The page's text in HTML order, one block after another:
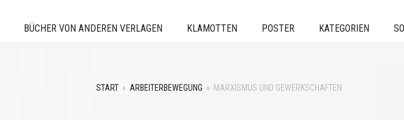
BÜCHER VON ANDEREN VERLAGEN KLAMOTTEN POSTER KATEGORIEN
START » ARBEITERBEWEGUNG » MARXISMUS UND GEWERKSCHAFTEN